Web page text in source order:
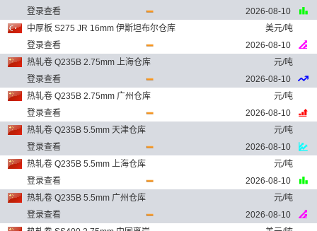
登录查看
2026-08-10
中厚板 S275 JR 16mm 伊斯坦布尔仓库
美元/吨
登录查看
2026-08-10
热轧卷 Q235B 2.75mm 上海仓库
元/吨
登录查看
2026-08-10
热轧卷 Q235B 2.75mm 广州仓库
元/吨
登录查看
2026-08-10
热轧卷 Q235B 5.5mm 天津仓库
元/吨
登录查看
2026-08-10
热轧卷 Q235B 5.5mm 上海仓库
元/吨
登录查看
2026-08-10
热轧卷 Q235B 5.5mm 广州仓库
元/吨
登录查看
2026-08-10